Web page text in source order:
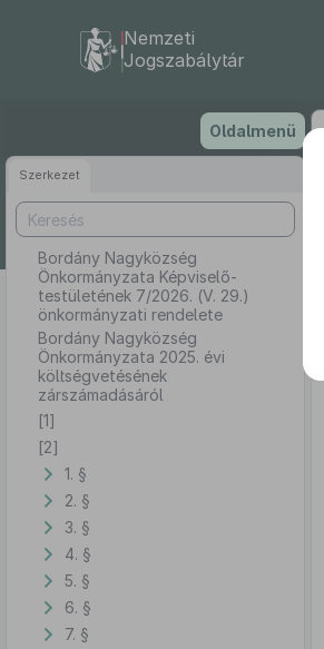
tartalomra
Nemzeti
Jogszabálytár
Oldalmenü
Szerkezet
Bordány Nagyközség
Önkormányzata Képviselő-
testületének 7/2026. (V. 29.)
önkormányzati rendelete
Bordány Nagyközség
Önkormányzata 2025. évi
költségvetésének
zárszámadásáról
[1]
[2]
1. §
2. §
3. §
4. §
5. §
6. §
7. §